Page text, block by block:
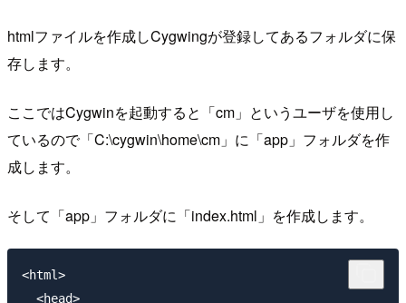
htmlファイルを作成しCygwingが登録してあるフォルダに保
存します。
ここではCygwinを起動すると「cm」というユーザを使用し
ているので「C:\cygwin\home\cm」に「app」フォルダを作
成します。
そして「app」フォルダに「index.html」を作成します。
<html>
  <head>